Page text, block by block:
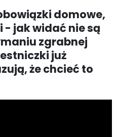
domowe,
- jak widać nie są
zgrabnej
już
że chcieć to